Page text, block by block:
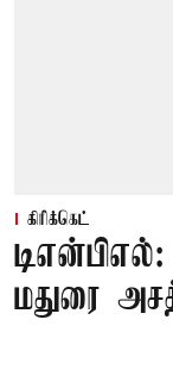
கிரிக்கெட்
மதுரை